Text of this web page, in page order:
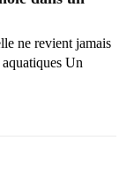
ne revient jamais
Un